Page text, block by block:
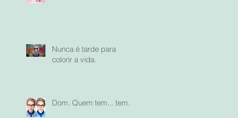
Nunca é tarde para
colorir a vida.
Dom. Quem tem... tem...